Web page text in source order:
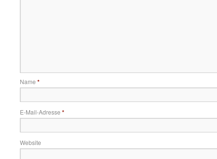
Name *
E-Mail-Adresse *
Website